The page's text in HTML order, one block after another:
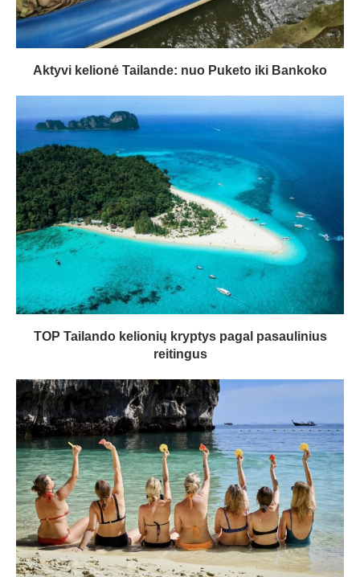
Aktyvi kelionė Tailande: nuo Puketo iki Bankoko
TOP Tailando kelionių kryptys pagal pasaulinius
reitingus